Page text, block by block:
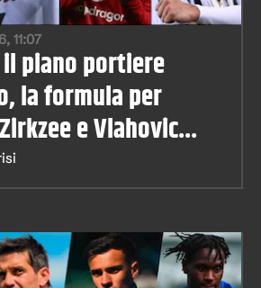
11:07
il piano portiere
la formula per
e Vlahovic...